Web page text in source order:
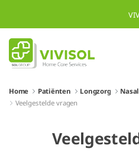
Overslaan en naar
Home Patiënten Longzorg
Veelgestelde vragen